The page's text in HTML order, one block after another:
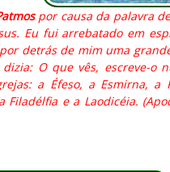
por causa da palavra
Eu fui arrebatado em
detrás de mim uma
O que vês, escreve-o
a Éfeso, a Esmirna, a
Filadélfia e a Laodicéia.